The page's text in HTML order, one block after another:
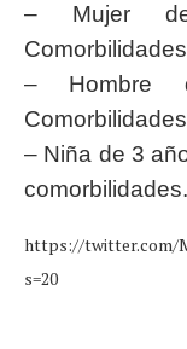
– Mujer
– Hombre
– Niña de 3
comorbilidades.
https://twitter.com/
s=20